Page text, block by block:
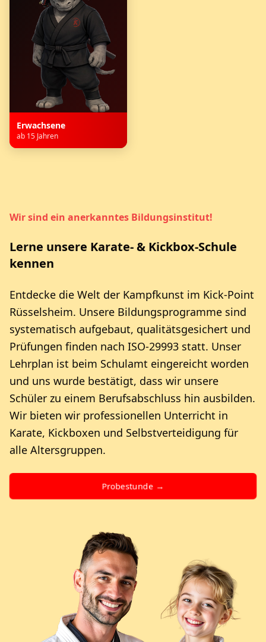
Erwachsene
ab 15 Jahren
Wir sind ein anerkanntes Bildungsinstitut!
Lerne unsere Karate- & Kickbox-Schule
kennen
Entdecke die Welt der Kampfkunst im Kick-Point
Rüsselsheim. Unsere Bildungsprogramme sind
systematisch aufgebaut, qualitätsgesichert und
Prüfungen finden nach ISO-29993 statt. Unser
Lehrplan ist beim Schulamt eingereicht worden
und uns wurde bestätigt, dass wir unsere
Schüler zu einem Berufsabschluss hin ausbilden.
Wir bieten wir professionellen Unterricht in
Karate, Kickboxen und Selbstverteidigung für
alle Altersgruppen.
Probestunde →